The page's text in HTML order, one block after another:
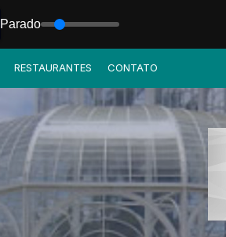
RESTAURANTES CONTATO
Parado